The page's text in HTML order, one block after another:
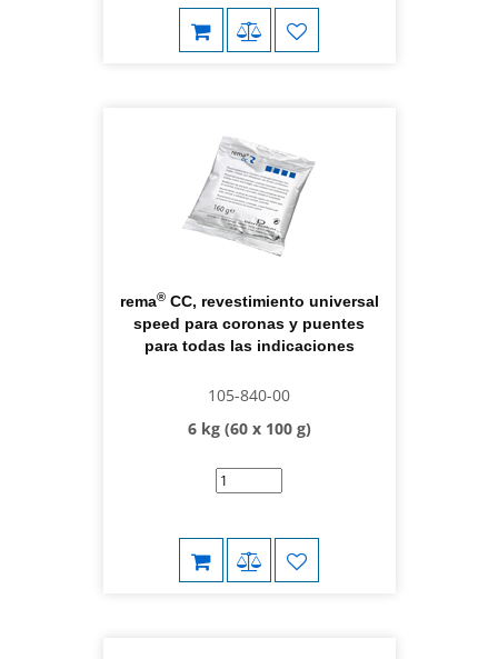
rema®CC, revestimiento universal
speed para coronas y puentes
para todas las indicaciones
105-840-00
6 kg (60 x 100 g)